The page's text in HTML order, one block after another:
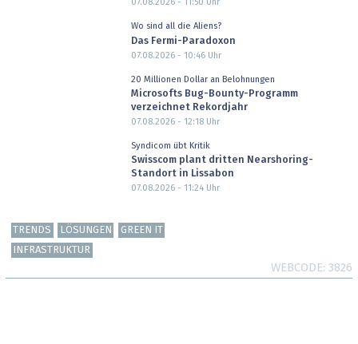
07.08.2026 - 11:50 Uhr
Wo sind all die Aliens?
Das Fermi-Paradoxon
07.08.2026 - 10:46Uhr
20 Millionen Dollar an Belohnungen
Microsofts Bug-Bounty-Programm
verzeichnet Rekordjahr
07.08.2026 - 12:18Uhr
Syndicom übt Kritik
Swisscom plant dritten Nearshoring-
Standort in Lissabon
07.08.2026 - 11:24Uhr
TRENDS LÖSUNGEN
GREEN IT
INFRASTRUKTUR
WEBCODE 3826